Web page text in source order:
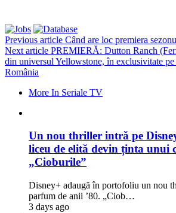
Previous article Când are loc premiera
Next article PREMIERĂ: Dutton Ranch
din universul Yellowstone, în exclusivitate
România
More In Seriale TV
Un nou thriller intră pe
liceu de elită devin ținta unui
„Cioburile”
Disney+ adaugă în portofoliu un nou
parfum de anii ’80. „Ciob…
3 days ago